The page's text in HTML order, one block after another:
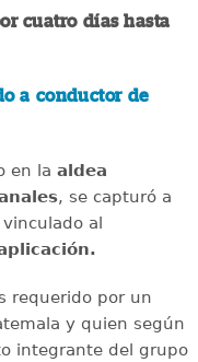
cuatro días hasta
a conductor de
en la aldea
, se capturó a
al
requerido por un
y quien según
integrante del grupo